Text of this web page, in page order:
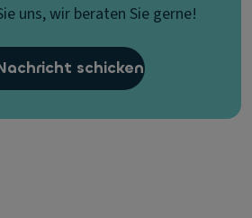
uns, wir beraten Sie gerne!
schicken